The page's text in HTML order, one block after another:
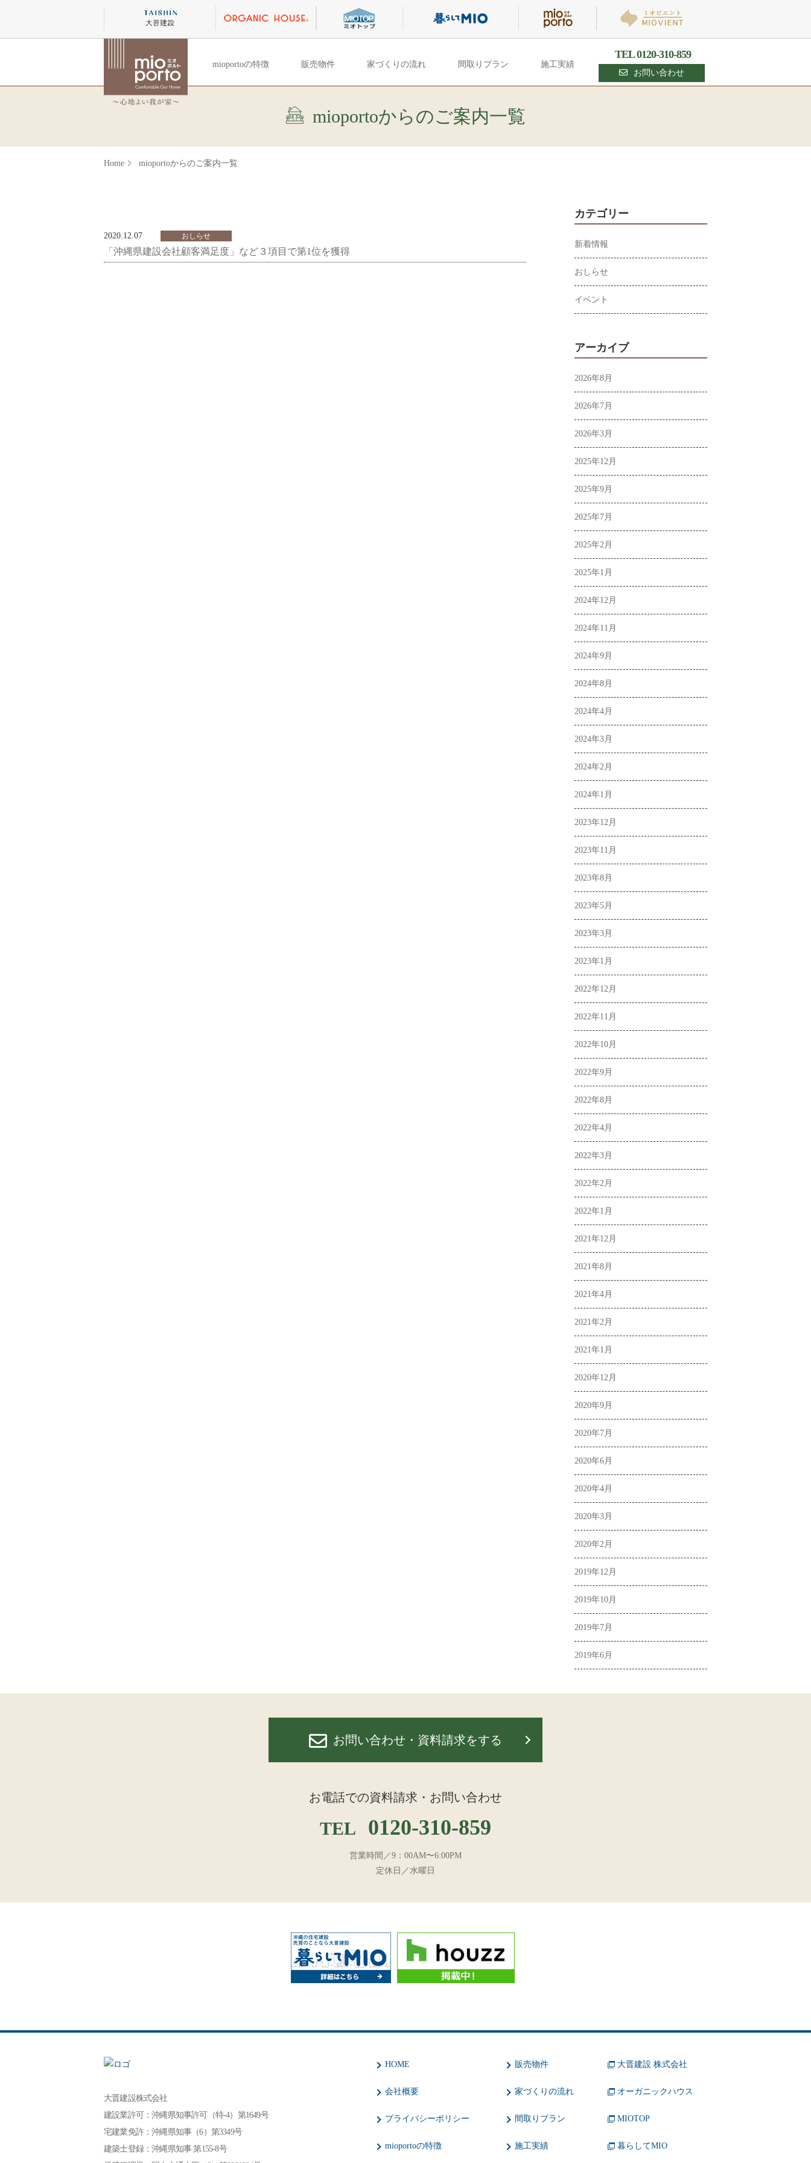
mioportoの特徴 販売物件 家づくりの流れ 間取りプラン 施工実績
TEL 0120-310-859
お問い合わせ
mioportoからのご案内一覧
Home mioportoからのご案内一覧
2020.12.07 おしらせ
「沖縄県建設会社顧客満足度」など３項目で第1位を獲得
カテゴリー
新着情報
おしらせ
イベント
アーカイブ
2026年8月
2026年7月
2026年3月
2025年12月
2025年9月
2025年7月
2025年2月
2025年1月
2024年12月
2024年11月
2024年9月
2024年8月
2024年4月
2024年3月
2024年2月
2024年1月
2023年12月
2023年11月
2023年8月
2023年5月
2023年3月
2023年1月
2022年12月
2022年11月
2022年10月
2022年9月
2022年8月
2022年4月
2022年3月
2022年2月
2022年1月
2021年12月
2021年8月
2021年4月
2021年2月
2021年1月
2020年12月
2020年9月
2020年7月
2020年6月
2020年4月
2020年3月
2020年2月
2019年12月
2019年10月
2019年7月
2019年6月
お問い合わせ・資料請求をする
お電話での資料請求・お問い合わせ
TEL 0120-310-859
営業時間／9：00AM〜6:00PM
定休日／水曜日
大晋建設株式会社
建設業許可：沖縄県知事許可（特-4）第1649号
宅建業免許：沖縄県知事（6）第3349号
建築士登録：沖縄県知事 第155-8号
HOME
会社概要
プライバシーポリシー
mioportoの特徴
販売物件
家づくりの流れ
間取りプラン
施工実績
大晋建設 株式会社
オーガニックハウス
MIOTOP
暮らしてMIO